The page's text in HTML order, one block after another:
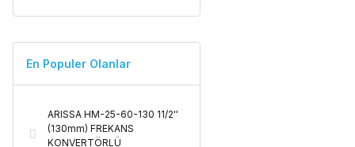
En Populer Olanlar
ARISSA HM-25-60-130 11/2''
(130mm) FREKANS
KONVERTÖRLÜ